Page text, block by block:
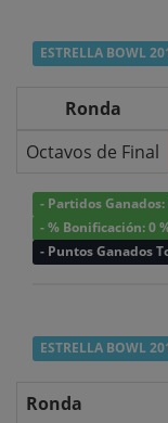
ESTRELLA BOWL
Ronda
Octavos de Final
- Partidos Ganados:
- % Bonificación: 0
- Puntos Ganados
ESTRELLA BOWL
Ronda